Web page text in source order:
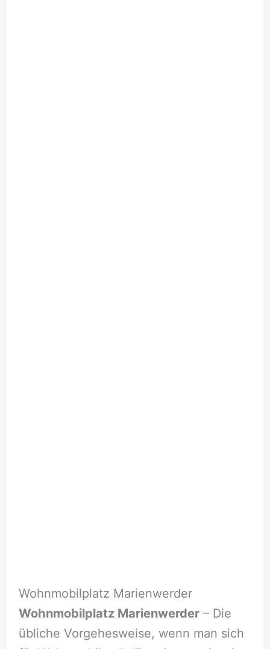
Wohnmobilplatz Marienwerder
Wohnmobilplatz Marienwerder– Die
übliche Vorgehesweise, wenn man sich